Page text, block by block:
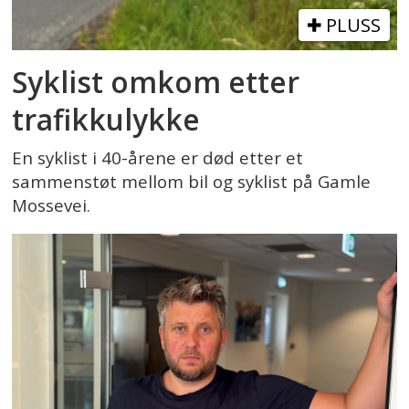
PLUSS
Syklist omkom etter
trafikkulykke
En syklist i 40-årene er død etter et
sammenstøt mellom bil og syklist på Gamle
Mossevei.